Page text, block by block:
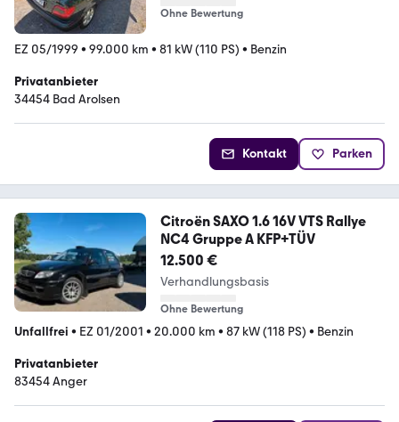
Ohne Bewertung
EZ 05/1999 • 99.000 km • 81 kW (110 PS) • Benzin
Privatanbieter
34454 Bad Arolsen
Kontakt Parken
Citroën SAXO 1.6 16V VTS Rallye
NC4 Gruppe A KFP+TÜV
12.500 €
Verhandlungsbasis
Ohne Bewertung
Unfallfrei • EZ 01/2001 • 20.000 km • 87 kW (118 PS) • Benzin
Privatanbieter
83454 Anger